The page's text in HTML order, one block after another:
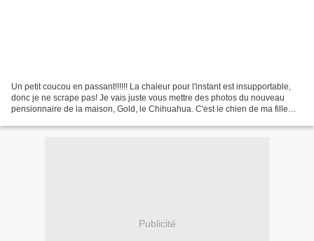
Un petit coucou en passant!!!!!! La chaleur pour l'instant est insupportable,
donc je ne scrape pas! Je vais juste vous mettre des photos du nouveau
pensionnaire de la maison, Gold, le Chihuahua. C'est le chien de ma fille
Publicité